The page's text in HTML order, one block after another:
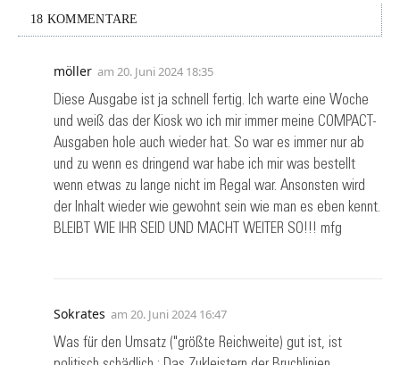
18 KOMMENTARE
möller am 20. Juni 2024 18:35
Diese Ausgabe ist ja schnell fertig. Ich warte eine Woche
und weiß das der Kiosk wo ich mir immer meine COMPACT-
Ausgaben hole auch wieder hat. So war es immer nur ab
und zu wenn es dringend war habe ich mir was bestellt
wenn etwas zu lange nicht im Regal war. Ansonsten wird
der Inhalt wieder wie gewohnt sein wie man es eben kennt.
BLEIBT WIE IHR SEID UND MACHT WEITER SO!!! mfg
Sokrates am 20. Juni 2024 16:47
Was für den Umsatz ("größte Reichweite) gut ist, ist